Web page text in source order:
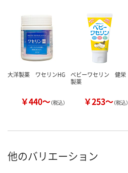
大洋製薬 ワセリンHG
￥440～（税込）
ベビーワセリン 健栄
製薬
￥253～（税込）
他のバリエーション